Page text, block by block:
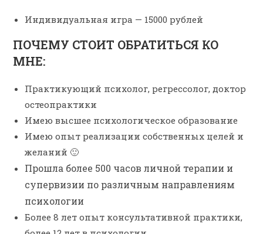
Индивидуальная игра — 15000 рублей
ПОЧЕМУ СТОИТ ОБРАТИТЬСЯ КО
МНЕ:
Практикующий психолог, регрессолог, доктор
остеопрактики
Имею высшее психологическое образование
Имею опыт реализации собственных целей и
желаний 🙂
Прошла более 500 часов личной терапии и
супервизии по различным направлениям
психологии
Более 8 лет опыт консультативной практики,